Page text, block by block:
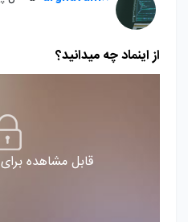
از اینماد چه میدانید؟
قابل مشاهده